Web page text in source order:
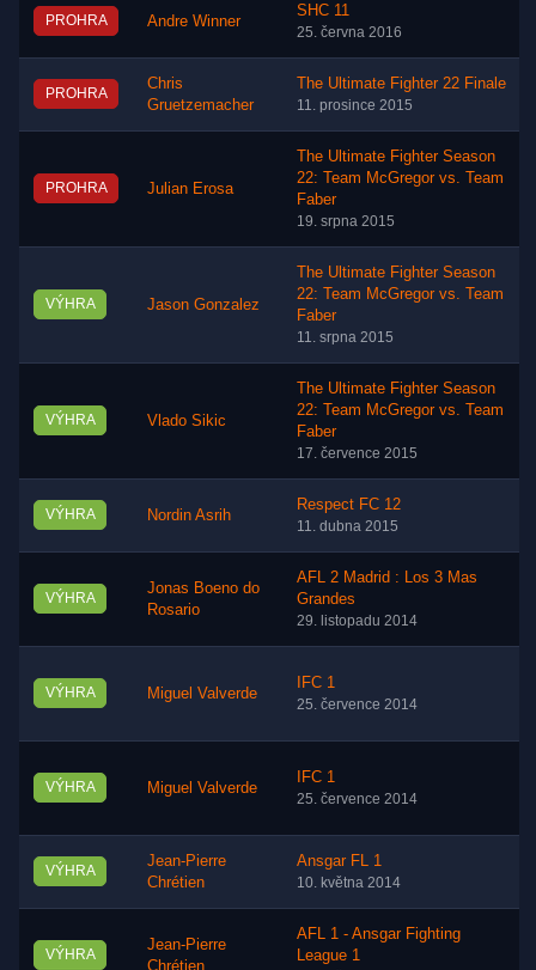
PROHRA Andre Winner
SHC 11
25. června 2016
PROHRA
Chris
Gruetzemacher
The Ultimate Fighter 22 Finale
11. prosince 2015
PROHRA Julian Erosa
The Ultimate Fighter Season
22: Team McGregor vs. Team
Faber
19. srpna 2015
VÝHRA Jason Gonzalez
The Ultimate Fighter Season
22: Team McGregor vs. Team
Faber
11. srpna 2015
VÝHRA Vlado Sikic
The Ultimate Fighter Season
22: Team McGregor vs. Team
Faber
17. července 2015
VÝHRA Nordin Asrih
Respect FC 12
11. dubna 2015
VÝHRA
Jonas Boeno do
Rosario
AFL 2 Madrid : Los 3 Mas
Grandes
29. listopadu 2014
VÝHRA Miguel Valverde
IFC 1
25. července 2014
VÝHRA Miguel Valverde
IFC 1
25. července 2014
VÝHRA
Jean-Pierre
Chrétien
Ansgar FL 1
10. května 2014
VÝHRA
Jean-Pierre
AFL 1 - Ansgar Fighting
League 1